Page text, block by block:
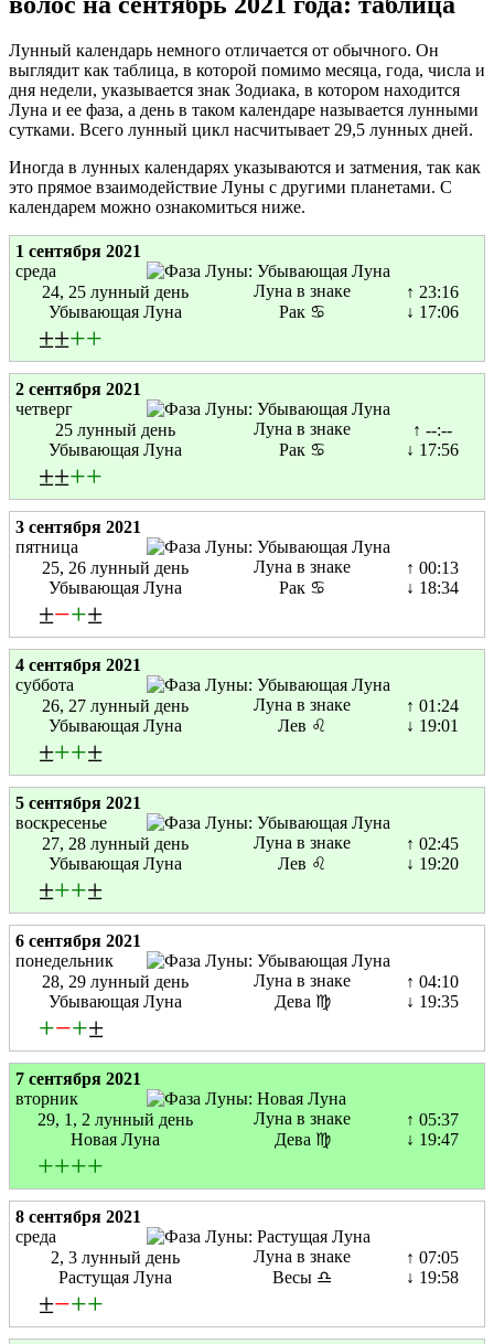
Лунный календарь немного отличается от обычного. Он
выглядит как таблица, в которой помимо месяца, года, числа и
дня недели, указывается знак Зодиака, в котором находится
Луна и ее фаза, а день в таком календаре называется лунными
сутками. Всего лунный цикл насчитывает 29,5 лунных дней.
Иногда в лунных календарях указываются и затмения, так как
это прямое взаимодействие Луны с другими планетами. С
календарем можно ознакомиться ниже.
1 сентября 2021
среда
24, 25 лунный день
Убывающая Луна
Луна в знаке
Рак ♋
↑ 23:16
↓ 17:06
±±++
2 сентября 2021
четверг
25 лунный день
Убывающая Луна
Луна в знаке
Рак ♋
↑ --:--
↓ 17:56
±±++
3 сентября 2021
пятница
25, 26 лунный день
Убывающая Луна
Луна в знаке
Рак ♋
↑ 00:13
↓ 18:34
±−+±
4 сентября 2021
суббота
26, 27 лунный день
Убывающая Луна
Луна в знаке
Лев ♌
↑ 01:24
↓ 19:01
±++±
5 сентября 2021
воскресенье
27, 28 лунный день
Убывающая Луна
Луна в знаке
Лев ♌
↑ 02:45
↓ 19:20
±++±
6 сентября 2021
понедельник
28, 29 лунный день
Убывающая Луна
Луна в знаке
Дева ♍
↑ 04:10
↓ 19:35
+−+±
7 сентября 2021
вторник
29, 1, 2 лунный день
Новая Луна
Луна в знаке
Дева ♍
↑ 05:37
↓ 19:47
++++
8 сентября 2021
среда
2, 3 лунный день
Растущая Луна
Луна в знаке
Весы ♎
↑ 07:05
↓ 19:58
±−++